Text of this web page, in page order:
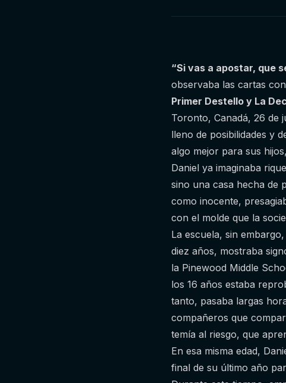
“Si vas a apostar, que
observaba las cartas
Primer Destello y La
Toronto, Canadá, 26 de
lleno de posibilidades y
algo mejor para sus
Daniel ya imaginaba
sino una casa hecha de
como inocente,
con el molde que la
La escuela, sin
diez años, mostraba
la Pinewood Middle
los 16 años estaba
tanto, pasaba largas
compañeros que
temía al riesgo, que
En esa misma edad,
final de su último año